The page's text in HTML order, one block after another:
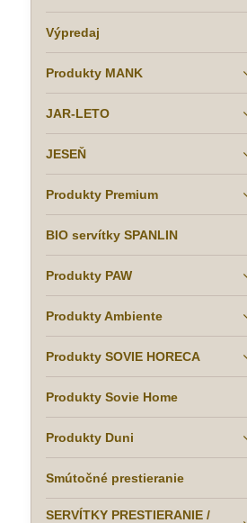
Výpredaj
Produkty MANK
JAR-LETO
JESEŇ
Produkty Premium
BIO servítky SPANLIN
Produkty PAW
Produkty Ambiente
Produkty SOVIE HORECA
Produkty Sovie Home
Produkty Duni
Smútočné prestieranie
SERVÍTKY PRESTIERANIE /